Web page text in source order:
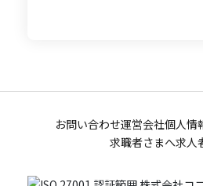
お問い合わせ運営会社個人情
求職者さまへ求人